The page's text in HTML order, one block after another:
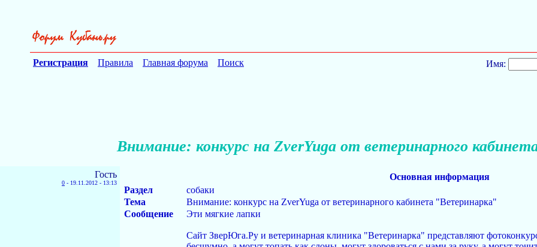
Регистрация Правила Главная форума Поиск Имя:
Внимание: конкурс на ZverYuga от ветеринарного
Гость
0 - 19.11.2012 - 13:13
Основная информация
Раздел
собаки
Тема
Внимание: конкурс на ZverYuga от ветеринарного кабинета "Ветеринарка"
Сообщение
Эти мягкие лапки
Сайт ЗверЮга.Ру и ветеринарная клиника "Ветеринарка" представляют